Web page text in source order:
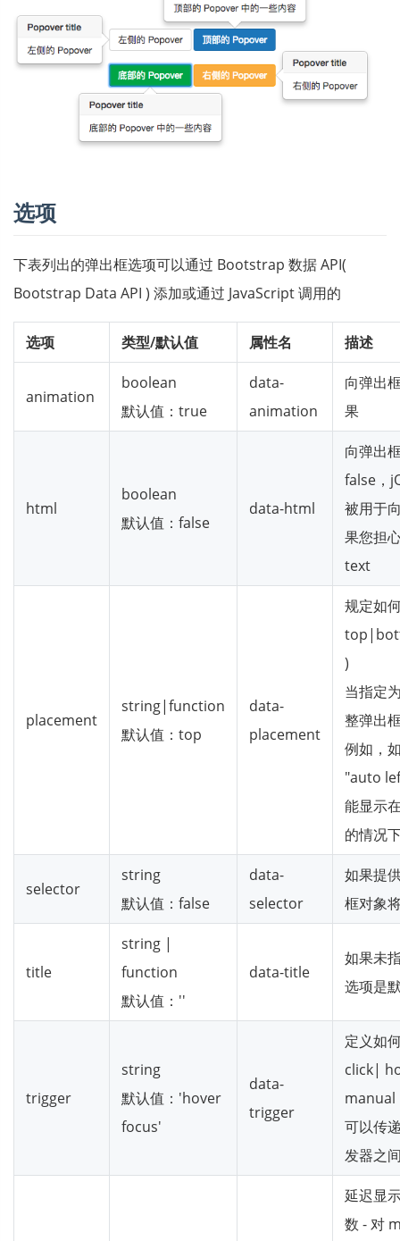
选项
下表列出的弹出框选项可以通过 Bootstrap 数据 API(
Bootstrap Data API ) 添加或通过 JavaScript 调用的
选项 类型/默认值 属性名 描述
animation
boolean
默认值：true
data-
animation
向弹出
果
html
boolean
默认值：false
data-html
向弹出
false，
被用于
果您担
text
placement
string|function
默认值：top
data-
placement
规定如
)
当指定
整弹出
例如，
"auto
能显示
的情况
selector
string
默认值：false
data-
selector
如果提
框对象
title
string |
function
默认值：''
data-title
如果未
选项是
trigger
string
默认值：'hover
focus'
data-
trigger
定义如
click|
manual
可以传
发器之
延迟显
数 - 对